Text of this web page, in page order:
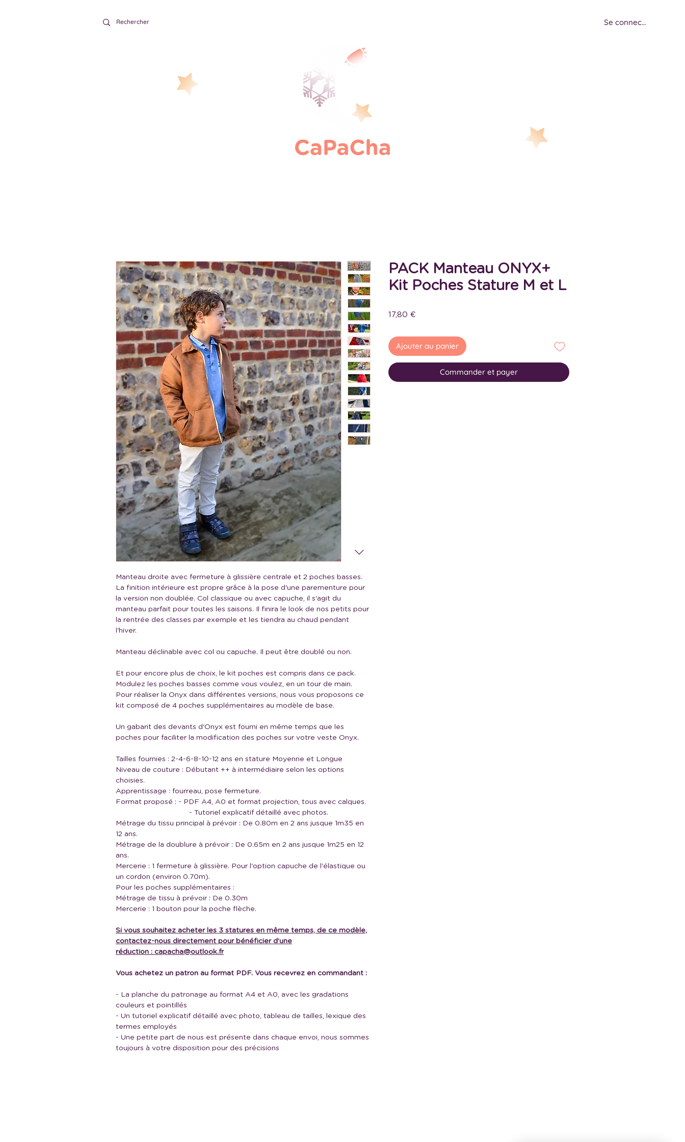
Se connecter
Manteau droite avec fermeture à glissière centrale et 2 poches basses.
La finition intérieure est propre grâce à la pose d'une parementure pour
la version non doublée. Col classique ou avec capuche, il s'agit du
manteau parfait pour toutes les saisons. Il finira le look de nos petits pour
la rentrée des classes par exemple et les tiendra au chaud pendant
l'hiver.
Manteau déclinable avec col ou capuche. Il peut être doublé ou non.
Et pour encore plus de choix, le kit poches est compris dans ce pack.
Modulez les poches basses comme vous voulez, en un tour de main.
Pour réaliser la Onyx dans différentes versions, nous vous proposons ce
kit composé de 4 poches supplémentaires au modèle de base.
Un gabarit des devants d'Onyx est fourni en même temps que les
poches pour faciliter la modification des poches sur votre veste Onyx.
Tailles fournies : 2-4-6-8-10-12 ans en stature Moyenne et Longue
Niveau de couture : Débutant ++ à intermédiaire selon les options
choisies.
Apprentissage : fourreau, pose fermeture.
Format proposé : - PDF A4, A0 et format projection, tous avec calques.
- Tutoriel explicatif détaillé avec photos.
Métrage du tissu principal à prévoir : De 0.80m en 2 ans jusque 1m35 en
12 ans.
Métrage de la doublure à prévoir : De 0.65m en 2 ans jusque 1m25 en 12
ans.
Mercerie : 1 fermeture à glissière. Pour l'option capuche de l'élastique ou
un cordon (environ 0.70m).
Pour les poches supplémentaires :
Métrage de tissu à prévoir : De 0.30m
Mercerie : 1 bouton pour la poche flèche.
Si vous souhaitez acheter les 3 statures en même temps, de ce modèle,
contactez-nous directement pour bénéficier d’une
réduction : capacha@outlook.fr
Vous achetez un patron au format PDF. Vous recevrez en commandant :
- La planche du patronage au format A4 et A0, avec les gradations
couleurs et pointillés
- Un tutoriel explicatif détaillé avec photo, tableau de tailles, lexique des
termes employés
- Une petite part de nous est présente dans chaque envoi, nous sommes
toujours à votre disposition pour des précisions
PACK Manteau ONYX+
Kit Poches Stature M et L
17,80 €
Ajouter au panier
Commander et payer